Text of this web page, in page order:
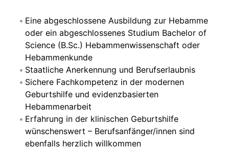
Eine abgeschlossene Ausbildung zur Hebamme
oder ein abgeschlossenes Studium Bachelor of
Science (B.Sc.) Hebammenwissenschaft oder
Hebammenkunde
Staatliche Anerkennung und Berufserlaubnis
Sichere Fachkompetenz in der modernen
Geburtshilfe und evidenzbasierten
Hebammenarbeit
Erfahrung in der klinischen Geburtshilfe
wünschenswert – Berufsanfänger/innen sind
ebenfalls herzlich willkommen